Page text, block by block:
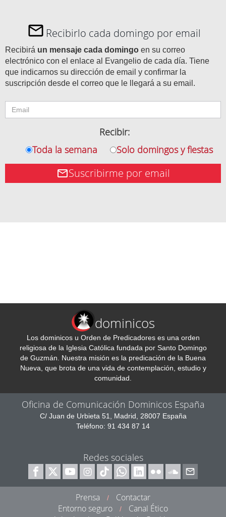
Recibirlo cada domingo por email
Recibirá un mensaje cada domingo en su correo
electrónico con el enlace al Evangelio de cada día. Tiene
que indicarnos su dirección de email y confirmar la
suscripción desde el correo que le llegará a su email.
Recibir:
Toda la semana
Solo domingos y fiestas
Suscribirme por email
dominicos
Los dominicos u Orden de Predicadores es una orden
religiosa de la Iglesia Católica fundada por Santo Domingo
de Guzmán. Nuestra misión es la predicación de la Buena
Nueva, que brota de una vida de contemplación, estudio y
comunidad.
Oficina de Comunicación Dominicos España
C/ Juan de Urbieta 51, Madrid, 28007 España
Teléfono: 91 434 87 14
Redes sociales
Prensa /
Contactar
Entorno seguro
/
Canal Ético